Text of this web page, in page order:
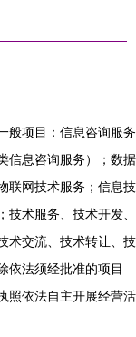
般项目：信息咨询服务
信息咨询服务）；数据
联网技术服务；信息技
技术服务、技术开发、
术交流、技术转让、技
依法须经批准的项目
照依法自主开展经营活